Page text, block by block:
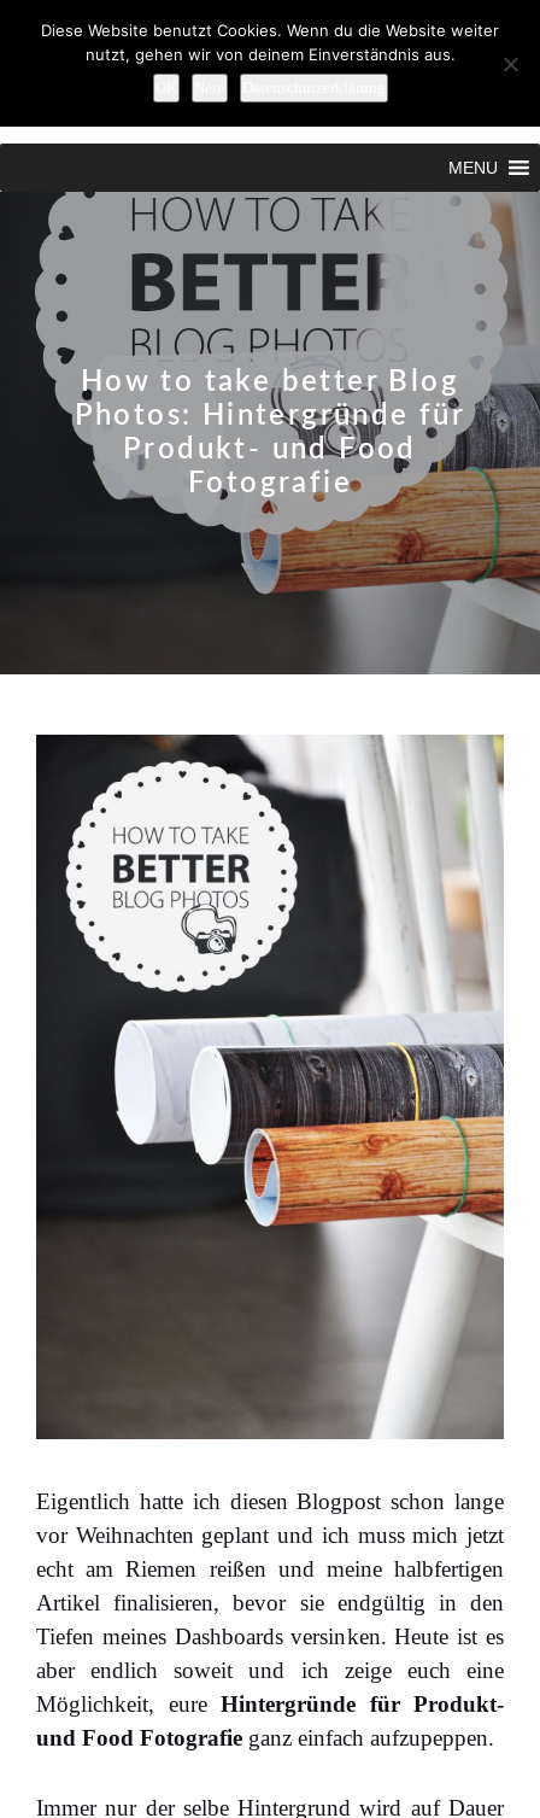
MENU
How to take better Blog
Photos: Hintergründe für
Produkt- und Food
Fotografie
Eigentlich hatte ich diesen Blogpost schon lange
vor Weihnachten geplant und ich muss mich jetzt
echt am Riemen reißen und meine halbfertigen
Artikel finalisieren, bevor sie endgültig in den
Tiefen meines Dashboards versinken. Heute ist es
aber endlich soweit und ich zeige euch eine
Möglichkeit, eure Hintergründe für Produkt-
und Food Fotografie ganz einfach aufzupeppen.
Immer nur der selbe Hintergrund wird auf Dauer
Diese Website benutzt Cookies. Wenn du die Website weiter
nutzt, gehen wir von deinem Einverständnis aus.